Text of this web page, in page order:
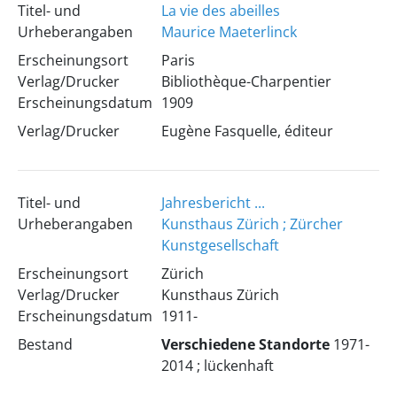
Titel- und
Urheberangaben
La vie des abeilles
Maurice Maeterlinck
Erscheinungsort
Verlag/Drucker
Erscheinungsdatum
Paris
Bibliothèque-Charpentier
1909
Verlag/Drucker
Eugène Fasquelle, éditeur
Titel- und
Urheberangaben
Jahresbericht ...
Kunsthaus Zürich ; Zürcher
Kunstgesellschaft
Erscheinungsort
Verlag/Drucker
Erscheinungsdatum
Zürich
Kunsthaus Zürich
1911-
Bestand
Verschiedene Standorte 1971-
2014 ; lückenhaft